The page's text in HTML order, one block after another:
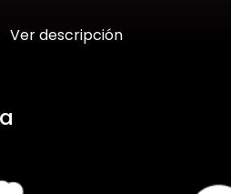
Ver descripción